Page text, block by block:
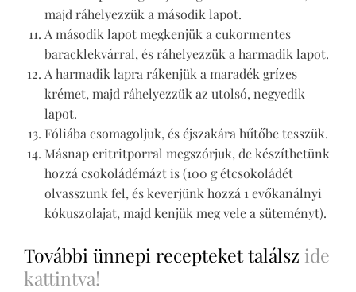
majd ráhelyezzük a második lapot.
A második lapot megkenjük a cukormentes
baracklekvárral, és ráhelyezzük a harmadik lapot.
A harmadik lapra rákenjük a maradék grízes
krémet, majd ráhelyezzük az utolsó, negyedik
lapot.
Fóliába csomagoljuk, és éjszakára hűtőbe tesszük.
Másnap eritritporral megszórjuk, de készíthetünk
hozzá csokoládémázt is (100 g étcsokoládét
olvasszunk fel, és keverjünk hozzá 1 evőkanálnyi
kókuszolajat, majd kenjük meg vele a süteményt).
További ünnepi recepteket találsz ide
kattintva!